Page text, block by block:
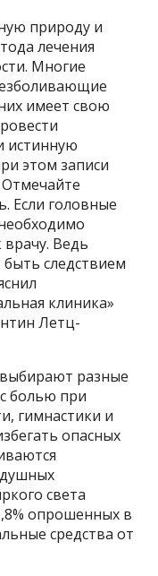
природу и
лечения
Многие
имеет свою
истинную
этом записи
Если головные
врачу. Ведь
следствием
клиника»
Летц-
разные
болью при
гимнастики и
опасных
света
опрошенных в
средства от